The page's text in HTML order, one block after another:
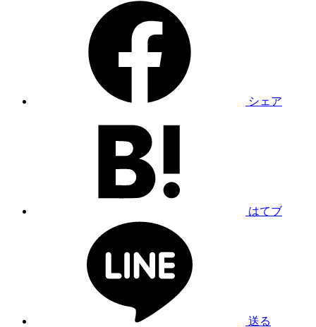
シェア
はてブ
送る